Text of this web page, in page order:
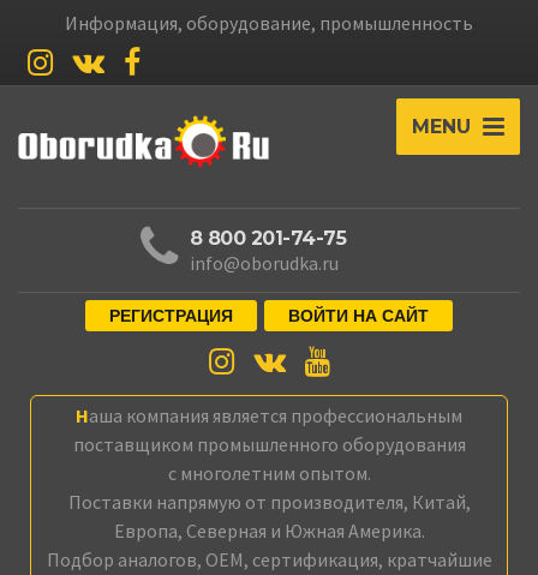
Информация, оборудование, промышленность
MENU
8 800 201-74-75
info@oborudka.ru
РЕГИСТРАЦИЯ ВОЙТИ НА САЙТ
Наша компания является профессиональным
поставщиком промышленного оборудования
с многолетним опытом.
Поставки напрямую от производителя, Китай,
Европа, Северная и Южная Америка.
Подбор аналогов, OEM, сертификация, кратчайшие